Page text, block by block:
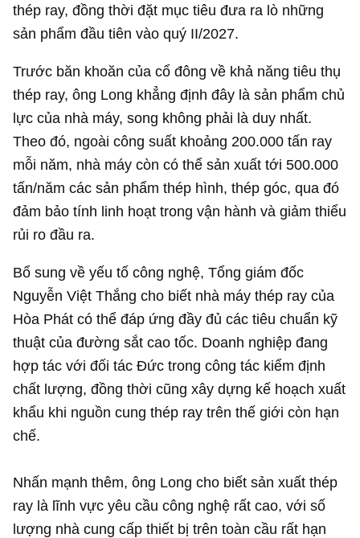
thép ray, đồng thời đặt mục tiêu đưa ra lò những
sản phẩm đầu tiên vào quý II/2027.
Trước băn khoăn của cổ đông về khả năng tiêu thụ
thép ray, ông Long khẳng định đây là sản phẩm chủ
lực của nhà máy, song không phải là duy nhất.
Theo đó, ngoài công suất khoảng 200.000 tấn ray
mỗi năm, nhà máy còn có thể sản xuất tới 500.000
tấn/năm các sản phẩm thép hình, thép góc, qua đó
đảm bảo tính linh hoạt trong vận hành và giảm thiểu
rủi ro đầu ra.
Bổ sung về yếu tố công nghệ, Tổng giám đốc
Nguyễn Việt Thắng cho biết nhà máy thép ray của
Hòa Phát có thể đáp ứng đầy đủ các tiêu chuẩn kỹ
thuật của đường sắt cao tốc. Doanh nghiệp đang
hợp tác với đối tác Đức trong công tác kiểm định
chất lượng, đồng thời cũng xây dựng kế hoạch xuất
khẩu khi nguồn cung thép ray trên thế giới còn hạn
chế.
Nhấn mạnh thêm, ông Long cho biết sản xuất thép
ray là lĩnh vực yêu cầu công nghệ rất cao, với số
lượng nhà cung cấp thiết bị trên toàn cầu rất hạn